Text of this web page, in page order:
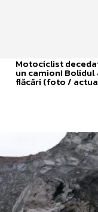
Motociclist
un camion!
flăcări (foto /